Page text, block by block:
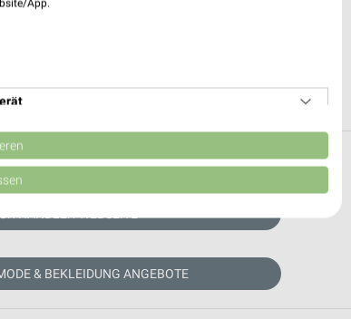
Prospekte vorhanden.
HÄNDLER-WEBSEITE
& BEKLEIDUNG ANGEBOTE
App.